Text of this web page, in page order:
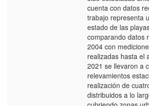
cuenta con datos
trabajo representa
estado de las
comparando datos
2004 con
realizadas hasta el
2021 se llevaron a
relevamientos
realización de
distribuidos a lo